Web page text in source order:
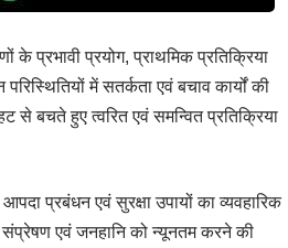
के प्रभावी प्रयोग, प्राथमिक प्रतिक्रिया
में सतर्कता एवं बचाव कार्यों की
से बचते हुए त्वरित एवं समन्वित प्रतिक्रिया
प्रबंधन एवं सुरक्षा उपायों का व्यवहारिक
संप्रेषण एवं जनहानि को न्यूनतम करने की